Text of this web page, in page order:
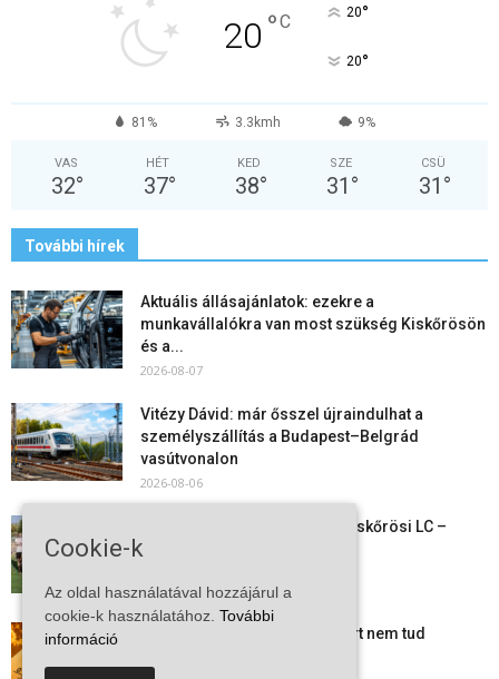
20 °C 20°
20°
81% 3.3kmh 9%
VAS
32°
HÉT
37°
KED
38°
SZE
31 °
CSÜ
31 °
További hírek
Aktuális állásajánlatok: ezekre a
munkavállalókra van most szükség Kiskőrösön
és a...
2026-08-07
Vitézy Dávid: már ősszel újraindulhat a
személyszállítás a Budapest–Belgrád
vasútvonalon
2026-08-06
Megkezdte a felkészülést a Kiskőrösi LC –
együtt maradt a keret,...
Mi történik Európa felett? Ezért nem tud
Cookie-k
Az oldal használatával hozzájárul a
cookie-k használatához. További
információ